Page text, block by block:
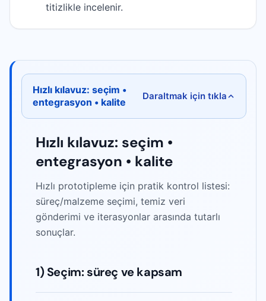
titizlikle incelenir.
Hızlı kılavuz: seçim •
entegrasyon • kalite
Daraltmak için tıkla
Hızlı kılavuz: seçim •
entegrasyon • kalite
Hızlı prototipleme için pratik kontrol listesi:
süreç/malzeme seçimi, temiz veri
gönderimi ve iterasyonlar arasında tutarlı
sonuçlar.
1) Seçim: süreç ve kapsam